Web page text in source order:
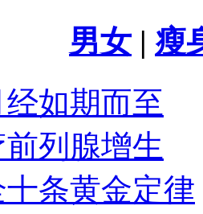
男女 | 瘦
如期而至
列腺增生
条黄金定律